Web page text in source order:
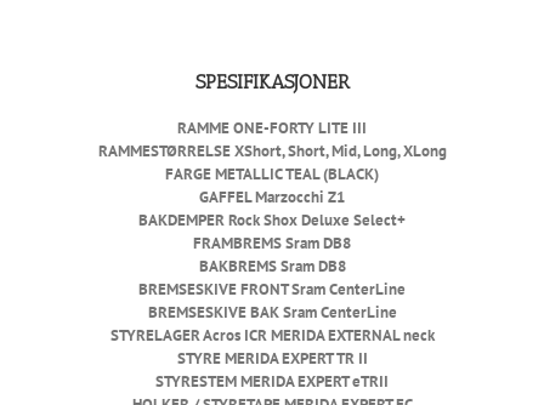
SPESIFIKASJONER
RAMMEONE-FORTY LITE III
RAMMESTØRRELSE XShort, Short, Mid, Long, XLong
FARGEMETALLIC TEAL (BLACK)
GAFFELMarzocchi Z1
BAKDEMPERRock Shox Deluxe Select+
FRAMBREMSSram DB8
BAKBREMS Sram DB8
BREMSESKIVE FRONTSram CenterLine
BREMSESKIVE BAK Sram CenterLine
STYRELAGERAcros ICR MERIDA EXTERNAL neck
STYRE MERIDA EXPERT TR II
STYRESTEMMERIDA EXPERT eTRII